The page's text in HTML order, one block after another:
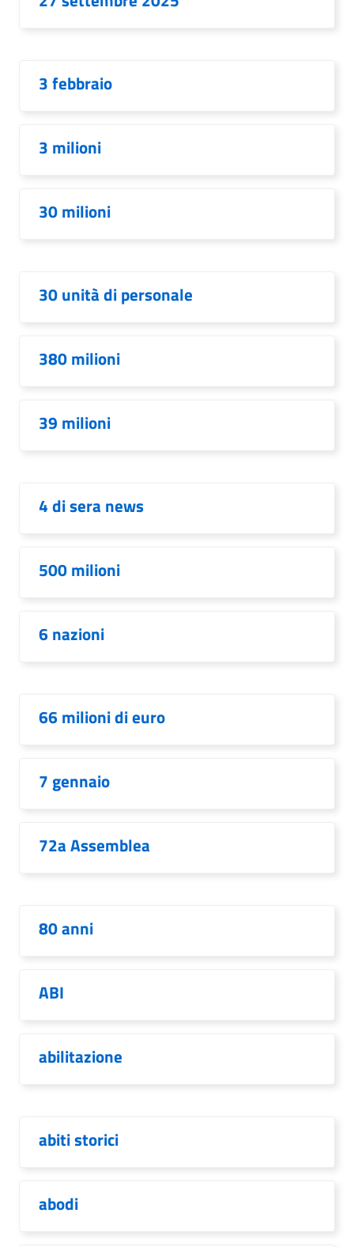
3 febbraio
3 milioni
30 milioni
30 unità di personale
380 milioni
39 milioni
4 di sera news
500 milioni
6 nazioni
66 milioni di euro
7 gennaio
72a Assemblea
80 anni
ABI
abilitazione
abiti storici
abodi